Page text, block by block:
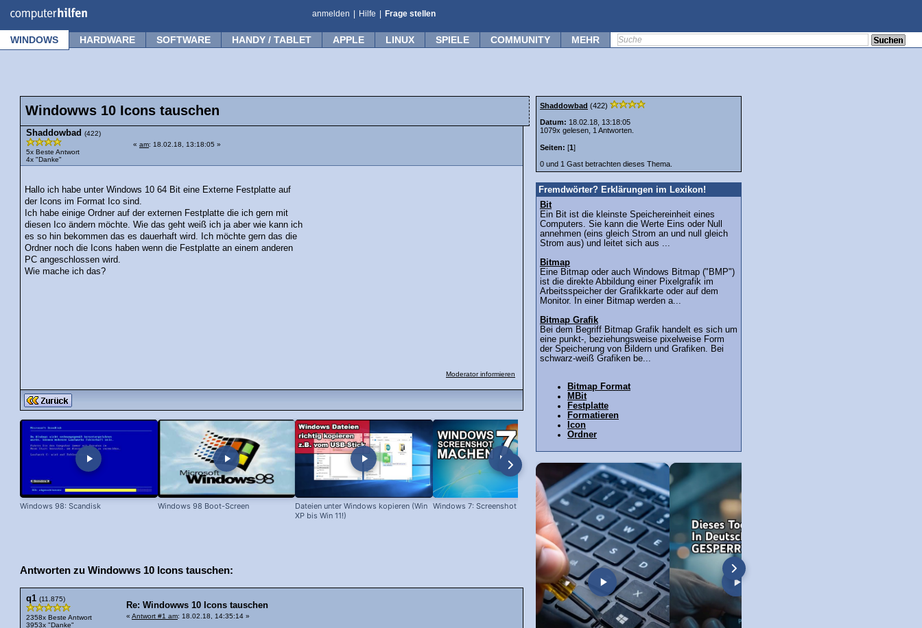
anmelden Hilfe Frage stellen
WINDOWS HARDWARE SOFTWARE HANDY / TABLET APPLE LINUX SPIELE COMMUNITY MEHR
Windowws 10 Icons tauschen
Shaddowbad (422)
5x Beste Antwort
4x "Danke"
« am: 18.02.18, 13:18:05 »
Hallo ich habe unter Windows 10 64 Bit eine Externe Festplatte auf
der Icons im Format Ico sind.
Ich habe einige Ordner auf der externen Festplatte die ich gern mit
diesen Ico ändern möchte. Wie das geht weiß ich ja aber wie kann ich
es so hin bekommen das es dauerhaft wird. Ich möchte gern das die
Ordner noch die Icons haben wenn die Festplatte an einem anderen
PC angeschlossen wird.
Wie mache ich das?
Moderator informieren
Windows 98: Scandisk Windows 98 Boot-Screen
Dateien unter Windows kopieren (Win
XP bis Win 11!)
Windows 7: Screenshot machen Programme löschen unter Windows 11
Windows 11 Screenshot + Bildschirm-
Video!
Antworten zu Windowws 10 Icons tauschen:
q1 (11.875)
2358x Beste Antwort
3953x "Danke"
Re: Windowws 10 Icons tauschen
« Antwort #1 am: 18.02.18, 14:35:14 »
Shaddowbad (422)
Datum: 18.02.18, 13:18:05
1079x gelesen, 1 Antworten.
Seiten: [1]
0 und 1 Gast betrachten dieses Thema.
Fremdwörter? Erklärungen im Lexikon!
Bit
Ein Bit ist die kleinste Speichereinheit eines
Computers. Sie kann die Werte Eins oder Null
annehmen (eins gleich Strom an und null gleich
Strom aus) und leitet sich aus ...
Bitmap
Eine Bitmap oder auch Windows Bitmap ("BMP")
ist die direkte Abbildung einer Pixelgrafik im
Arbeitsspeicher der Grafikkarte oder auf dem
Monitor. In einer Bitmap werden a...
Bitmap Grafik
Bei dem Begriff Bitmap Grafik handelt es sich um
eine punkt-, beziehungsweise pixelweise Form
der Speicherung von Bildern und Grafiken. Bei
schwarz-weiß Grafiken be...
Bitmap Format
MBit
Festplatte
Formatieren
Icon
Ordner